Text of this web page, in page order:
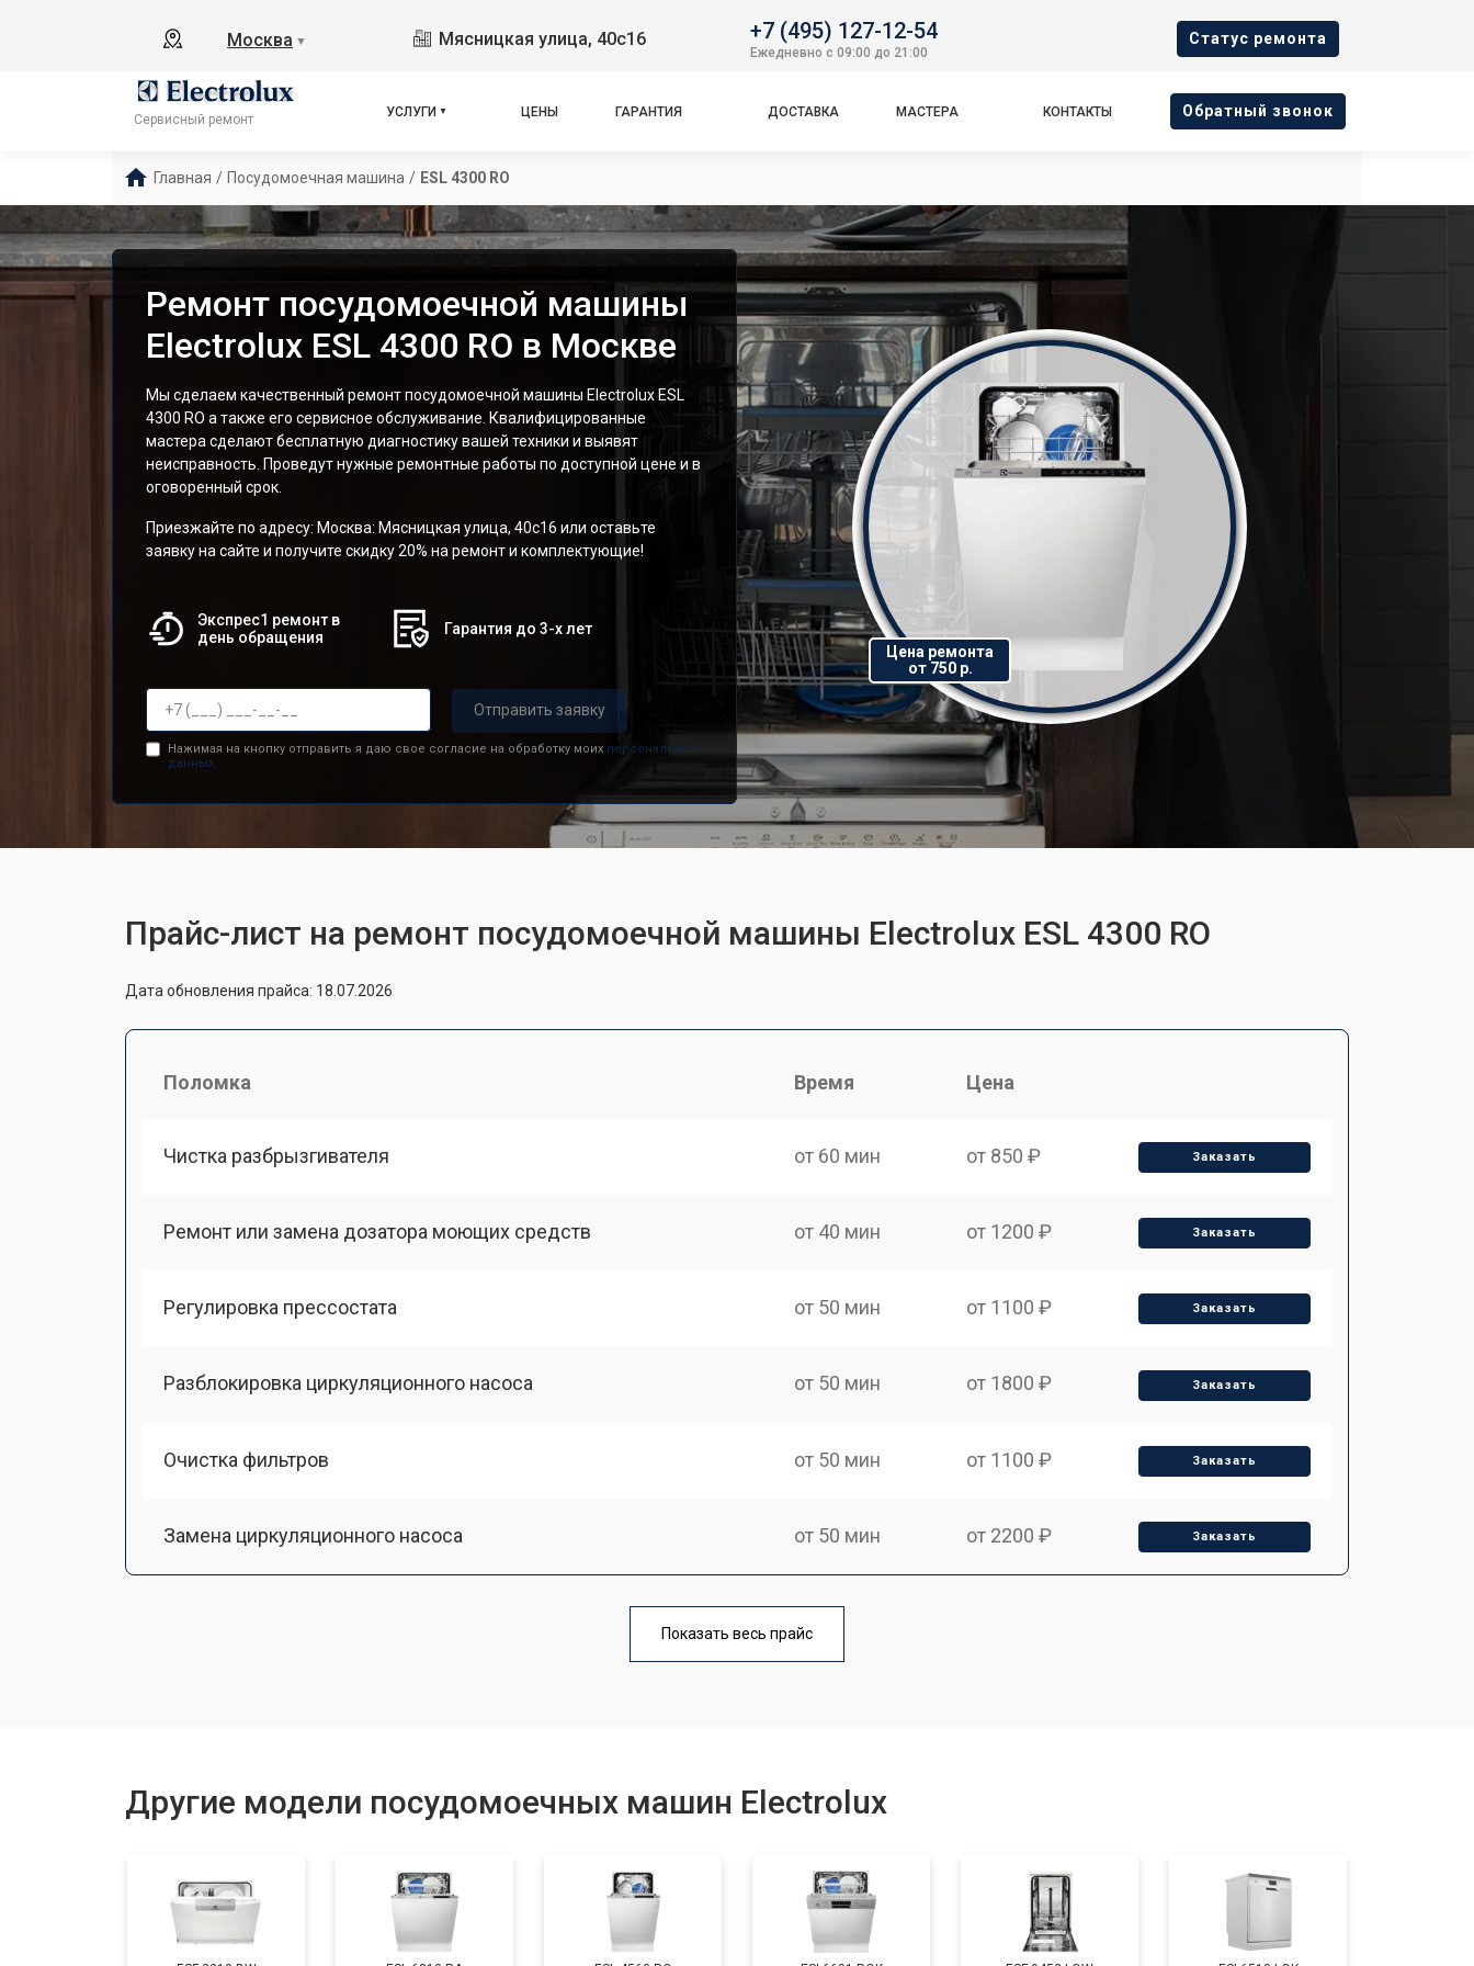
Москва ▼ Мясницкая улица, 40с16 +7 (495) 127-12-54
Ежедневно с 09:00 до 21:00
Cтатус ремонта
Сервисный ремонт
УСЛУГИ ЦЕНЫ ГАРАНТИЯ ДОСТАВКА МАСТЕРА КОНТАКТЫ Oбратный звонок
Главная / Посудомоечная машина / ESL 4300 RO
Ремонт посудомоечной машины
Electrolux ESL 4300 RO в Москве
Мы сделаем качественный ремонт посудомоечной машины Electrolux ESL
4300 RO а также его сервисное обслуживание. Квалифицированные
мастера сделают бесплатную диагностику вашей техники и выявят
неисправность. Проведут нужные ремонтные работы по доступной цене и в
оговоренный срок.
Приезжайте по адресу: Москва: Мясницкая улица, 40с16 или оставьте
заявку на сайте и получите скидку 20% на ремонт и комплектующие!
Экспрес1 ремонт в
день обращения
Гарантия до 3-х лет
Отправить заявку
Нажимая на кнопку отправить я даю свое согласие на обработку моих персональных
данных.
Цена ремонта
от 750 р.
Прайс-лист на ремонт посудомоечной машины Electrolux ESL 4300 RO
Дата обновления прайса: 18.07.2026
Поломка Время Цена
Чистка разбрызгивателя от 60 мин от 850 ₽ Заказать
Ремонт или замена дозатора моющих средств от 40 мин от 1200 ₽ Заказать
Регулировка прессостата от 50 мин от 1100 ₽ Заказать
Разблокировка циркуляционного насоса от 50 мин от 1800 ₽ Заказать
Очистка фильтров от 50 мин от 1100 ₽ Заказать
Замена циркуляционного насоса от 50 мин от 2200 ₽ Заказать
от 100 мин
Ремонт или замена петли двери от 60 мин от 1000 ₽
Показать весь прайс
Другие модели посудомоечных машин Electrolux